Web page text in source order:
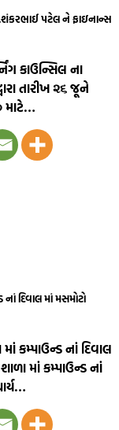
પટેલ ને ફાઇનાન્સ
કાઉન્સિલ ના
તારીખ ૨૬ જૂને
માટે…
નાં દિવાલ માં મસમોટો
કમ્પાઉન્ડ નાં દિવાલ
માં કમ્પાઉન્ડ નાં